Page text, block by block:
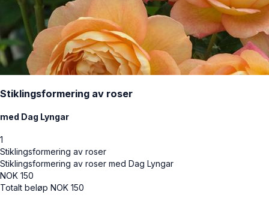
Stiklingsformering av roser
med Dag Lyngar
1
Stiklingsformering av roser
Stiklingsformering av roser med Dag Lyngar
NOK 150
Totalt beløp NOK 150